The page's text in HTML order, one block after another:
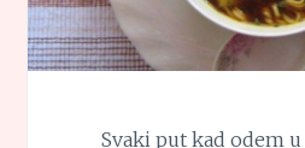
Svaki put kad odem u